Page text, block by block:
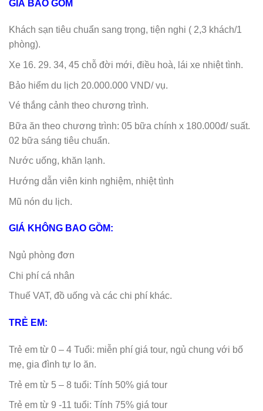
GIÁ BAO GỒM
Khách sạn tiêu chuẩn sang trọng, tiện nghi ( 2,3 khách/1
phòng).
Xe 16. 29. 34, 45 chỗ đời mới, điều hoà, lái xe nhiệt tình.
Bảo hiểm du lịch 20.000.000 VND/ vụ.
Vé thắng cảnh theo chương trình.
Bữa ăn theo chương trình: 05 bữa chính x 180.000đ/ suất.
02 bữa sáng tiêu chuẩn.
Nước uống, khăn lạnh.
Hướng dẫn viên kinh nghiệm, nhiệt tình
Mũ nón du lịch.
GIÁ KHÔNG BAO GỒM:
Ngủ phòng đơn
Chi phí cá nhân
Thuế VAT, đồ uống và các chi phí khác.
TRẺ EM:
Trẻ em từ 0 – 4 Tuổi: miễn phí giá tour, ngủ chung với bố
mẹ, gia đình tự lo ăn.
Trẻ em từ 5 – 8 tuổi: Tính 50% giá tour
Trẻ em từ 9 -11 tuổi: Tính 75% giá tour